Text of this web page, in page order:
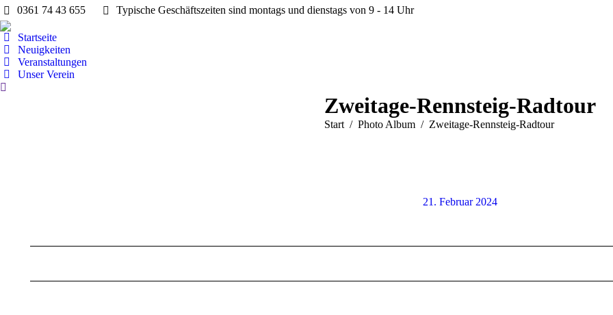
0361 74 43 655 Typische Geschäftszeiten sind montags und dienstags von 9 - 14 Uhr
Startseite
Neuigkeiten
Veranstaltungen
Unser Verein
Search:
Zweitage-Rennsteig-Radtour
Sie befinden sich hier:
Start Photo Album Zweitage-Rennsteig-Radtour
21. Februar 2024